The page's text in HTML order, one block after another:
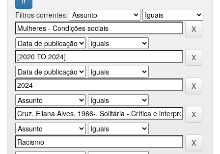
Filtros correntes: